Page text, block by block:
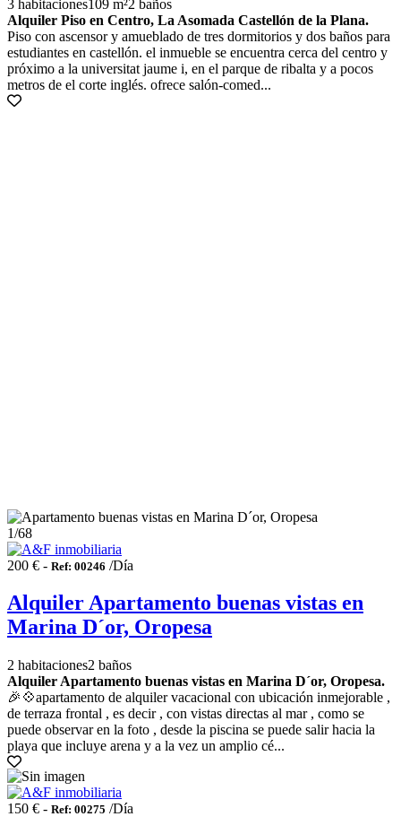
3 habitaciones109 m²2 baños
Alquiler Piso en Centro, La Asomada Castellón de la Plana.
Piso con ascensor y amueblado de tres dormitorios y dos baños para
estudiantes en castellón. el inmueble se encuentra cerca del centro y
próximo a la universitat jaume i, en el parque de ribalta y a pocos
metros de el corte inglés. ofrece salón-comed...
1/68
200 € - Ref: 00246 /Día
Alquiler Apartamento buenas vistas en
Marina D´or, Oropesa
2 habitaciones2 baños
Alquiler Apartamento buenas vistas en Marina D´or, Oropesa.
🎉💠apartamento de alquiler vacacional con ubicación inmejorable ,
de terraza frontal , es decir , con vistas directas al mar , como se
puede observar en la foto , desde la piscina se puede salir hacia la
playa que incluye arena y a la vez un amplio cé...
150 € - Ref: 00275 /Día